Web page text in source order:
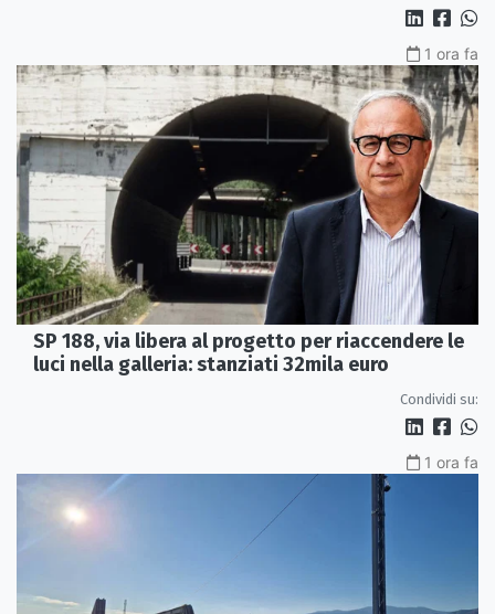
1 ora fa
SP 188, via libera al progetto per riaccendere le
luci nella galleria: stanziati 32mila euro
Condividi su:
1 ora fa